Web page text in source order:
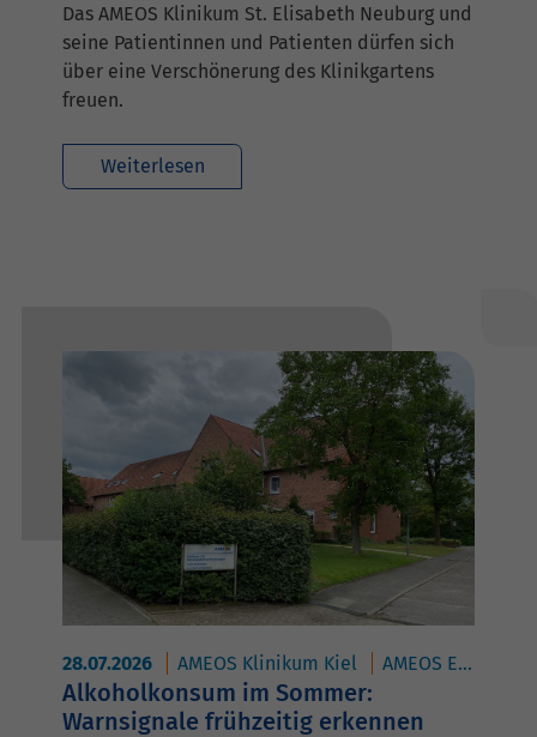
Das AMEOS Klinikum St. Elisabeth Neuburg und
seine Patientinnen und Patienten dürfen sich
über eine Verschönerung des Klinikgartens
freuen.
Weiterlesen
28.07.2026 AMEOS Klinikum Kiel AMEOS Eingliederung HORIZON Kiel
Alkoholkonsum im Sommer:
Warnsignale frühzeitig erkennen